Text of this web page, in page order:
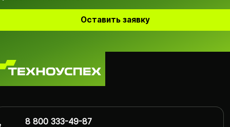
Оставить заявку
8 800 333-49-87